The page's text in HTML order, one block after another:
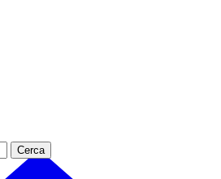
Cerca